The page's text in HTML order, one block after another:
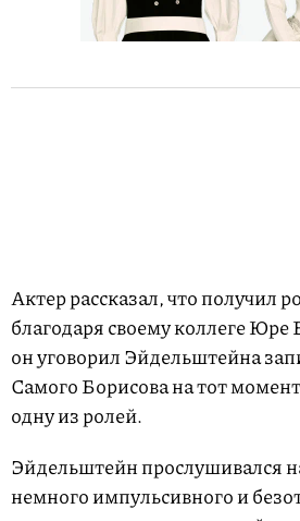
Актер рассказал, что получил
благодаря своему коллеге
он уговорил Эйдельштейна
Самого Борисова на тот
одну из ролей.
Эйдельштейн прослушивался
немного импульсивного и